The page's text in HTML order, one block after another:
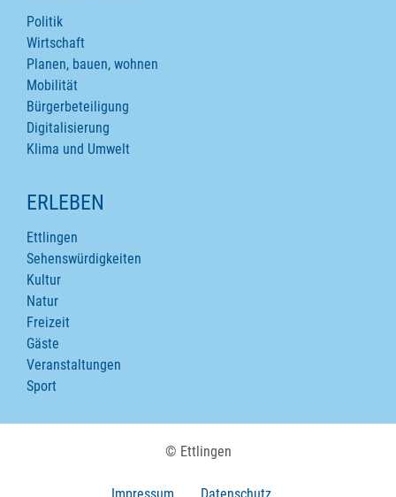
Politik
Wirtschaft
Planen, bauen, wohnen
Mobilität
Bürgerbeteiligung
Digitalisierung
Klima und Umwelt
ERLEBEN
Ettlingen
Sehenswürdigkeiten
Kultur
Natur
Freizeit
Gäste
Veranstaltungen
Sport
© Ettlingen